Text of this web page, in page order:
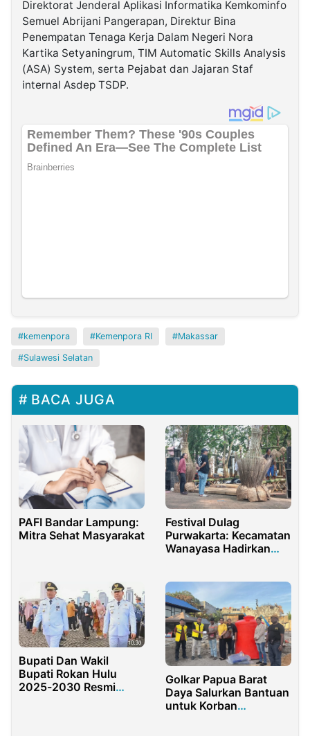
Direktorat Jenderal Aplikasi Informatika Kemkominfo
Semuel Abrijani Pangerapan, Direktur Bina
Penempatan Tenaga Kerja Dalam Negeri Nora
Kartika Setyaningrum, TIM Automatic Skills Analysis
(ASA) System, serta Pejabat dan Jajaran Staf
internal Asdep TSDP.
kemenpora Kemenpora RI Makassar
Sulawesi Selatan
BACA JUGA
PAFI Bandar Lampung:
Mitra Sehat Masyarakat
Festival Dulag
Purwakarta: Kecamatan
Wanayasa Hadirkan
Bupati Dan Wakil
Bupati Rokan Hulu
2025-2030 Resmi
Golkar Papua Barat
Daya Salurkan Bantuan
untuk Korban